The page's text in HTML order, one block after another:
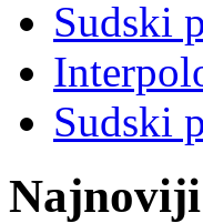
Sudski
Sudski